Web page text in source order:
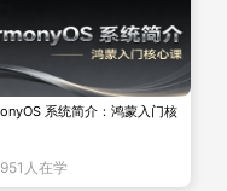
AI 快速查资料的工
功能
像个零件箱，需
，直接就能用，更适合
系统简介：鸿蒙入门核
人在学